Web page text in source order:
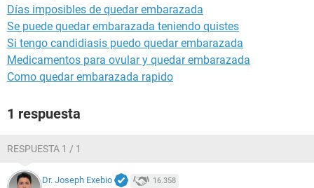
Días imposibles de quedar embarazada
Se puede quedar embarazada teniendo quistes
Si tengo candidiasis puedo quedar embarazada
Medicamentos para ovular y quedar embarazada
Como quedar embarazada rapido
1 respuesta
RESPUESTA 1 / 1
Dr. Joseph Exebio 16.358